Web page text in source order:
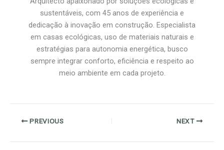
sustentáveis, com 45 anos de experiência e
dedicação à inovação em construção. Especialista
em casas ecológicas, uso de materiais naturais e
estratégias para autonomia energética, busco
sempre integrar conforto, eficiência e respeito ao
meio ambiente em cada projeto.
PREVIOUS NEXT